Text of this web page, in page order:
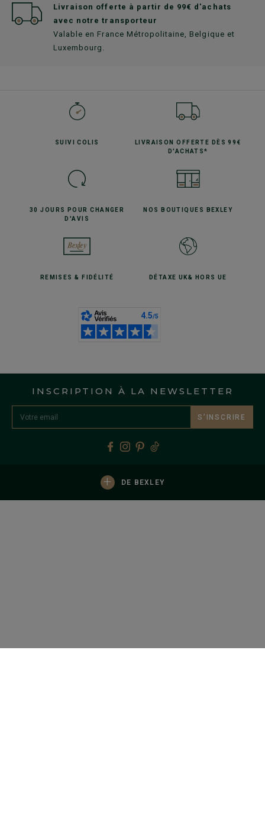
Livraison offerte à partir de 99€ d'achats
avec notre transporteur
Valable en France Métropolitaine, Belgique et
Luxembourg.
SUIVICOLIS LIVRAISON OFFERTE
DÈS 99€
D'ACHATS*
30 JOURS POURCHANGER
D'AVIS
NOS BOUTIQUES BEXLEY
REMISES& FIDÉLITÉ DÉTAXE UK& HORS UE
INSCRIPTION À LA NEWSLETTER
S’INSCRIRE
+ DE BEXLEY